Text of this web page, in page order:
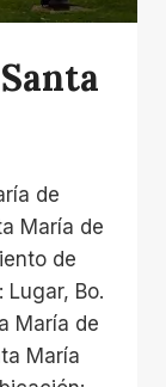
de
María de
de
Bo.
María de
María